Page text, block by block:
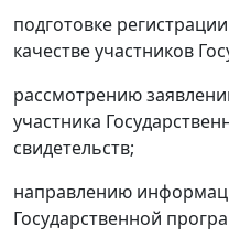
подготовке
качестве участников
рассмотрению
участника
свидетельств;
направлению
Государственной